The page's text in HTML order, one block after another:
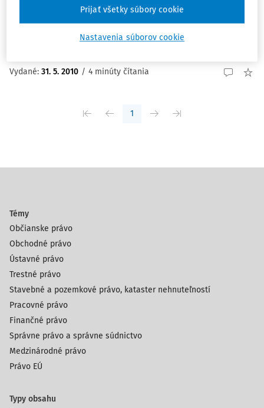
verejný ochranca práv Slovenskej republiky Vždy, keď
skončí život človeka, zasiahne nás smútok a do očí sa
tlačia slzy. O to...
Vydané: 31. 5. 2010 / 4 minúty čítania
1
Témy
Občianske právo
Obchodné právo
Ústavné právo
Trestné právo
Stavebné a pozemkové právo, kataster nehnuteľností
Pracovné právo
Finančné právo
Správne právo a správne súdnictvo
Medzinárodné právo
Právo EÚ
Typy obsahu
Nastavenia súborov cookie
Prijať všetky súbory cookie